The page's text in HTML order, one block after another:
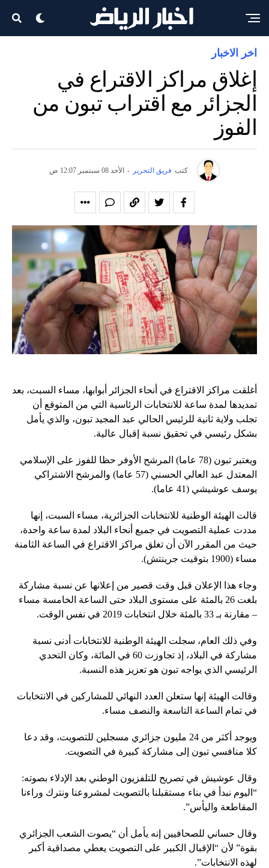
اخر الاخبار
إغلاق مراكز الاقتراع في
الجزائر مع اقتراب تبون من
الفوز
كتب فريق التحرير - الأحد 08 سبتمبر 12:07 ص
أغلقت مراكز الاقتراع في أنحاء الجزائر أبوابها، مساء السبت، بعد
تمديدها لمدة ساعة للانتخابات الرئاسية التي من المتوقع أن
تجلب ولاية ثانية للرئيس الحالي عبد المجيد تبون، والذي يأمل
بشكل رئيسي في تحقيق نسبة إقبال عالية.
ويعتبر تبون (78 عاما) المرشح الأوفر حظا للفوز على الإسلامي
المعتدل عبد العالي الحسني (57 عاما) والمرشح الاشتراكي
يوسف عوشيشي (41 عاما).
قالت الهيئة الوطنية للانتخابات الجزائرية، مساء السبت، إنها
مددت عملية التصويت في جميع أنحاء البلاد لمدة ساعة واحدة،
حيث من المقرر الآن أن تغلق مراكز الاقتراع في الساعة الثامنة
مساء (1900 بتوقيت جرينتش).
وجاء هذا الإعلان قبل وقت قصير من إعلانها عن نسبة مشاركة
بلغت 26 بالمئة على مستوى البلاد حتى الساعة الخامسة مساء
– مقارنة بـ 33 بالمئة خلال انتخابات 2019 في نفس الوقت.
وفي ذلك العام، سجلت الهيئة الوطنية للانتخابات أدنى نسبة
مشاركة في البلاد، إذ تجاوزت 60 في المائة، وكان التحدي
الرئيسي الذي يواجه تبون هو تعزيز هذه النسبة.
وقالت الهيئة إنها ستعلن العدد النهائي للمشاركين في الانتخابات
في تمام الساعة التاسعة والنصف مساء.
ويوجد أكثر من 24 مليون جزائري مسجلين للتصويت، وقد دعا
كلا منافسي تبون إلى مشاركة كبيرة في التصويت.
وقال عوشيش في تصريح للتلفزيون الوطني بعد الإدلاء بصوته:
“اليوم نبدأ في بناء مستقبلنا بالتصويت لمشروعنا ونترك وراءنا
المقاطعة واليأس”.
وقال حساني للصحافيين إنه يأمل أن “يصوت الشعب الجزائري
بقوة” لأن “الإقبال الكبير على التصويت يعطي مصداقية أكبر
لهذه الانتخابات”.